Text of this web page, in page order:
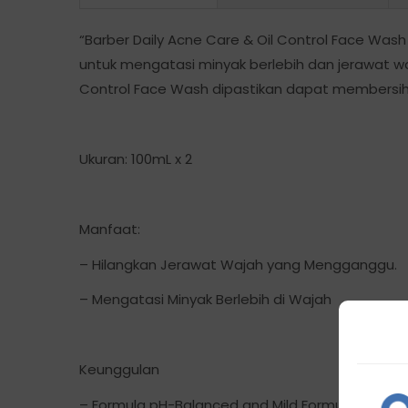
“Barber Daily Acne Care & Oil Control Face
untuk mengatasi minyak berlebih dan jerawat
Control Face Wash dipastikan dapat
Ukuran: 100mL x 2
Manfaat:
– Hilangkan Jerawat Wajah yang Mengganggu.
– Mengatasi Minyak Berlebih di Wajah
Keunggulan